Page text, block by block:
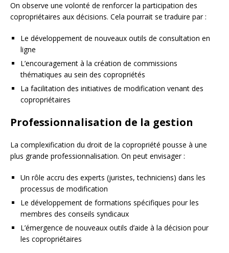
On observe une volonté de renforcer la participation des
copropriétaires aux décisions. Cela pourrait se traduire par :
Le développement de nouveaux outils de consultation en
ligne
L’encouragement à la création de commissions
thématiques au sein des copropriétés
La facilitation des initiatives de modification venant des
copropriétaires
Professionnalisation de la gestion
La complexification du droit de la copropriété pousse à une
plus grande professionnalisation. On peut envisager :
Un rôle accru des experts (juristes, techniciens) dans les
processus de modification
Le développement de formations spécifiques pour les
membres des conseils syndicaux
L’émergence de nouveaux outils d’aide à la décision pour
les copropriétaires